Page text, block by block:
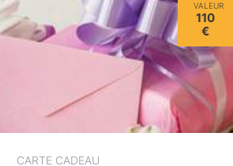
VALEUR
110
€
CARTE CADEAU